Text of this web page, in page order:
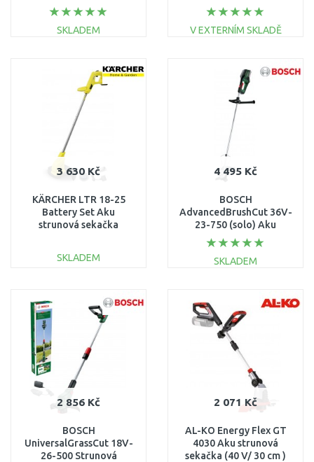
sekačka akumulátorová
06008C1G01
SKLADEM
Porovnat
06008D0000
V EXTERNÍM SKLADĚ
Porovnat
3 630 Kč
KÄRCHER LTR 18-25
Battery Set Aku
strunová sekačka
SKLADEM
Porovnat
4 495 Kč
BOSCH
AdvancedBrushCut 36V-
23-750 (solo) Aku
křovinořez 06008C1K02
SKLADEM
Porovnat
2 856 Kč
BOSCH
UniversalGrassCut 18V-
26-500 Strunová
2 071 Kč
AL-KO Energy Flex GT
4030 Aku strunová
sekačka (40 V/ 30 cm )